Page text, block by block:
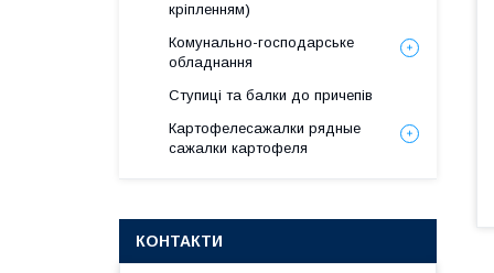
кріпленням)
Комунально-господарське
обладнання
Ступиці та балки до причепів
Картофелесажалки рядные
сажалки картофеля
КОНТАКТИ